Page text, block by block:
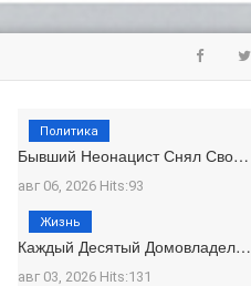
Бывший Неонацист Снял Сво…
авг 06, 2026 Hits:93
Политика
Каждый Десятый Домовладел…
авг 03, 2026 Hits:131
Жизнь